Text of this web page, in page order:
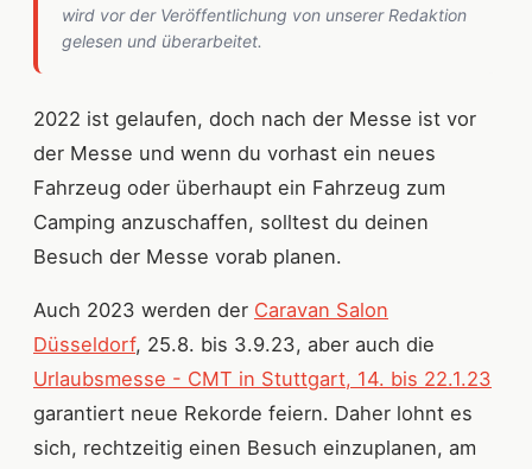
wird vor der Veröffentlichung von unserer Redaktion
gelesen und überarbeitet.
2022 ist gelaufen, doch nach der Messe ist vor
der Messe und wenn du vorhast ein neues
Fahrzeug oder überhaupt ein Fahrzeug zum
Camping anzuschaffen, solltest du deinen
Besuch der Messe vorab planen.
Auch 2023 werden der Caravan Salon
Düsseldorf, 25.8. bis 3.9.23, aber auch die
Urlaubsmesse - CMT in Stuttgart, 14. bis 22.1.23
garantiert neue Rekorde feiern. Daher lohnt es
sich, rechtzeitig einen Besuch einzuplanen, am